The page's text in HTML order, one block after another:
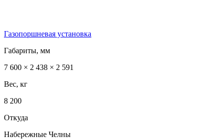
Газопоршневая установка
Габариты, мм
7 600 × 2 438 × 2 591
Вес, кг
8 200
Откуда
Набережные Челны